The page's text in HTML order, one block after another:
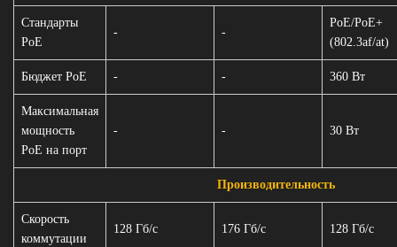
Стандарты
PoE
- -
PoE/PoE+
(802.3af/at)
Бюджет PoE - - 360 Вт
Максимальная
мощность
PoE на порт
- - 30 Вт
Производительность
Скорость
коммутации
128 Гб/с 176 Гб/с 128 Гб/с